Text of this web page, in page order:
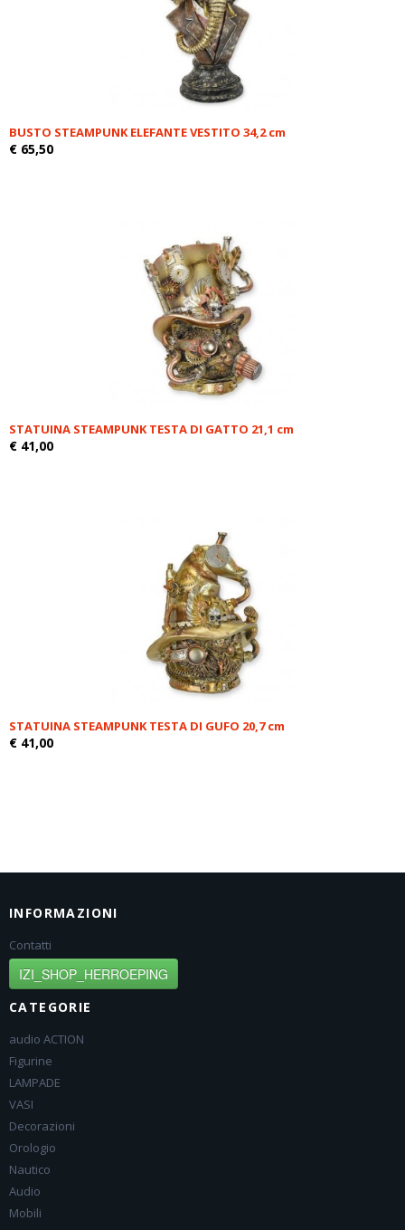
BUSTO STEAMPUNK ELEFANTE VESTITO 34,2 cm
€ 65,50
STATUINA STEAMPUNK TESTA DI GATTO 21,1 cm
€ 41,00
STATUINA STEAMPUNK TESTA DI GUFO 20,7 cm
€ 41,00
INFORMAZIONI
Contatti
IZI_SHOP_HERROEPING
CATEGORIE
audio ACTION
Figurine
LAMPADE
VASI
Decorazioni
Orologio
Nautico
Audio
Mobili